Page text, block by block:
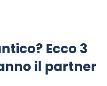
Ecco 3
il partner